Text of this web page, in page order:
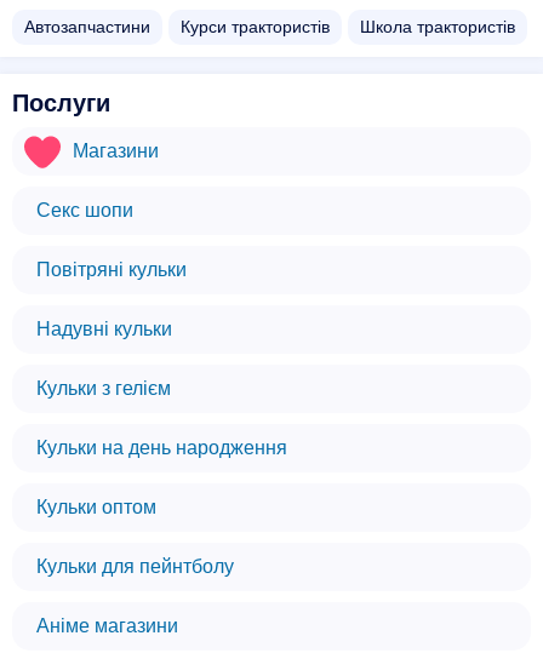
Автозапчастини Курси трактористів Школа трактористів
Послуги
Магазини
Секс шопи
Повітряні кульки
Надувні кульки
Кульки з гелієм
Кульки на день народження
Кульки оптом
Кульки для пейнтболу
Аніме магазини